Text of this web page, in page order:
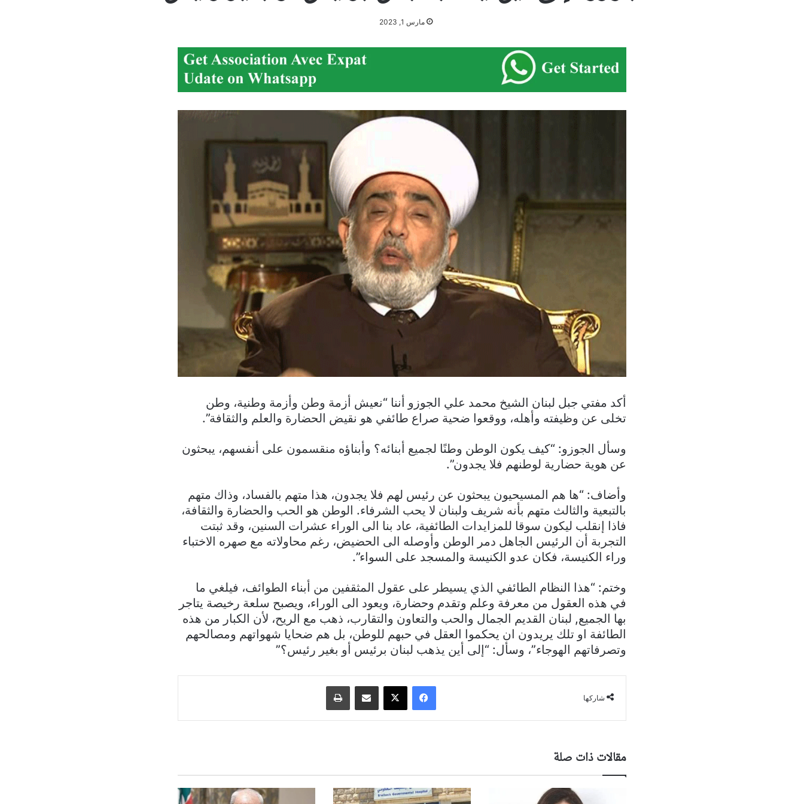
مارس 1, 2023
أكد مفتي جبل لبنان الشيخ محمد علي الجوزو أننا “نعيش أزمة وطن وأزمة وطنية، وطن
تخلى عن وظيفته وأهله، ووقعوا ضحية صراع طائفي هو نقيض الحضارة والعلم والثقافة”.
وسأل الجوزو: “كيف يكون الوطن وطنًا لجميع أبنائه؟ وأبناؤه منقسمون على أنفسهم، يبحثون
عن هوية حضارية لوطنهم فلا يجدون”.
وأضاف: “ها هم المسيحيون يبحثون عن رئيس لهم فلا يجدون، هذا متهم بالفساد، وذاك متهم
بالتبعية والثالث متهم بأنه شريف ولبنان لا يحب الشرفاء. الوطن هو الحب والحضارة والثقافة،
فاذا إنقلب ليكون سوقا للمزايدات الطائفية، عاد بنا الى الوراء عشرات السنين، وقد ثبتت
التجربة أن الرئيس الجاهل دمر الوطن وأوصله الى الحضيض، رغم محاولاته مع صهره الاختباء
وراء الكنيسة، فكان عدو الكنيسة والمسجد على السواء”.
وختم: “هذا النظام الطائفي الذي يسيطر على عقول المثقفين من أبناء الطوائف، فيلغي ما
في هذه العقول من معرفة وعلم وتقدم وحضارة، ويعود الى الوراء، ويصبح سلعة رخيصة يتاجر
بها الجميع, لبنان القديم الجمال والحب والتعاون والتقارب، ذهب مع الريح، لأن الكبار من هذه
الطائفة او تلك يريدون ان يحكموا العقل في حبهم للوطن، بل هم ضحايا شهواتهم ومصالحهم
وتصرفاتهم الهوجاء”، وسأل: “إلى أين يذهب لبنان برئيس أو بغير رئيس؟”
شاركها
فيسبوك ‫X مشاركة عبر البريد طباعة
مقالات ذات صلة